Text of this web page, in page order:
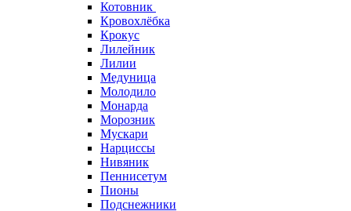
Котовник
Кровохлёбка
Крокус
Лилейник
Лилии
Медуница
Молодило
Монарда
Морозник
Мускари
Нарциссы
Нивяник
Пеннисетум
Пионы
Подснежники